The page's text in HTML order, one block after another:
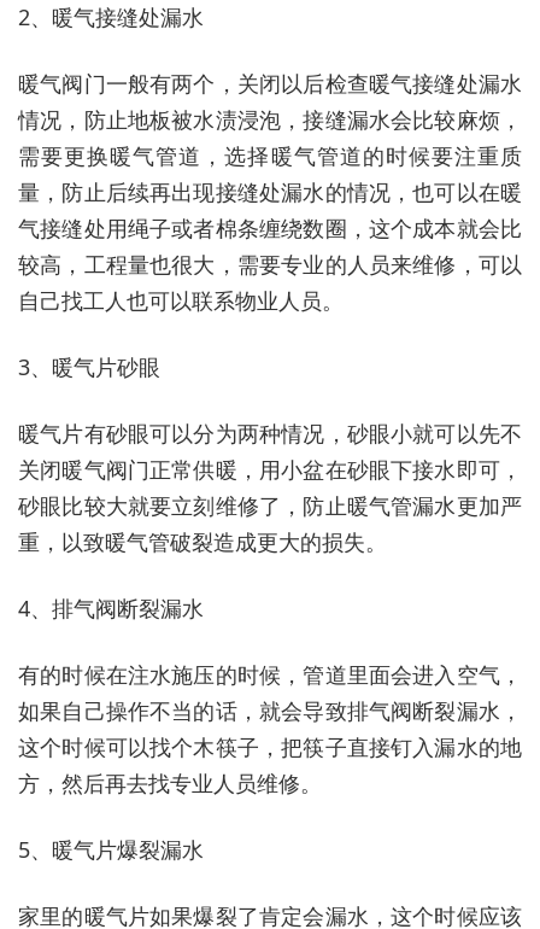
2、暖气接缝处漏水
暖气阀门一般有两个，关闭以后检查暖气接缝处漏水
情况，防止地板被水渍浸泡，接缝漏水会比较麻烦，
需要更换暖气管道，选择暖气管道的时候要注重质
量，防止后续再出现接缝处漏水的情况，也可以在暖
气接缝处用绳子或者棉条缠绕数圈，这个成本就会比
较高，工程量也很大，需要专业的人员来维修，可以
自己找工人也可以联系物业人员。
3、暖气片砂眼
暖气片有砂眼可以分为两种情况，砂眼小就可以先不
关闭暖气阀门正常供暖，用小盆在砂眼下接水即可，
砂眼比较大就要立刻维修了，防止暖气管漏水更加严
重，以致暖气管破裂造成更大的损失。
4、排气阀断裂漏水
有的时候在注水施压的时候，管道里面会进入空气，
如果自己操作不当的话，就会导致排气阀断裂漏水，
这个时候可以找个木筷子，把筷子直接钉入漏水的地
方，然后再去找专业人员维修。
5、暖气片爆裂漏水
家里的暖气片如果爆裂了肯定会漏水，这个时候应该